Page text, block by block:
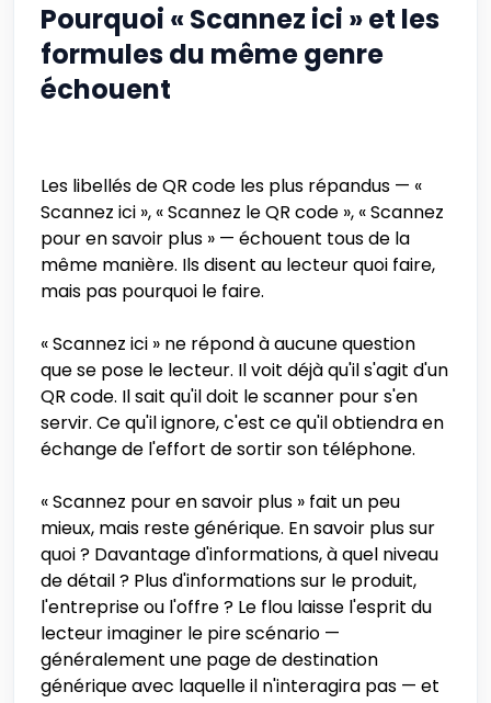
Pourquoi « Scannez ici » et les
formules du même genre
échouent
Les libellés de QR code les plus répandus — «
Scannez ici », « Scannez le QR code », « Scannez
pour en savoir plus » — échouent tous de la
même manière. Ils disent au lecteur quoi faire,
mais pas pourquoi le faire.
« Scannez ici » ne répond à aucune question
que se pose le lecteur. Il voit déjà qu'il s'agit d'un
QR code. Il sait qu'il doit le scanner pour s'en
servir. Ce qu'il ignore, c'est ce qu'il obtiendra en
échange de l'effort de sortir son téléphone.
« Scannez pour en savoir plus » fait un peu
mieux, mais reste générique. En savoir plus sur
quoi ? Davantage d'informations, à quel niveau
de détail ? Plus d'informations sur le produit,
l'entreprise ou l'offre ? Le flou laisse l'esprit du
lecteur imaginer le pire scénario —
généralement une page de destination
générique avec laquelle il n'interagira pas — et